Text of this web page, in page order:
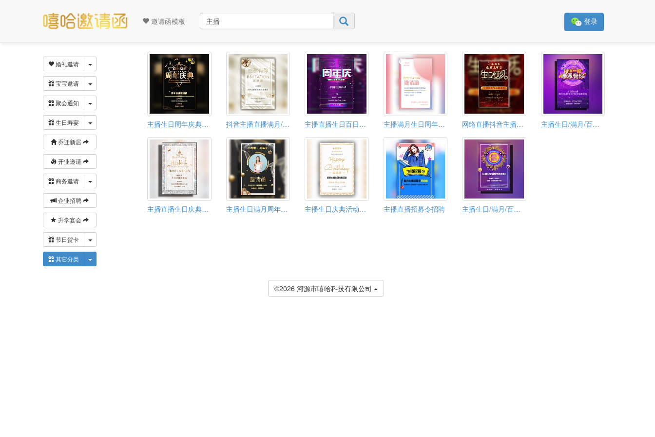
邀请函模板 登录
婚礼邀请 下拉菜单
宝宝邀请 下拉菜单
聚会通知 下拉菜单
生日寿宴 下拉菜单
乔迁新居
开业邀请
商务邀请 下拉菜单
企业招聘
升学宴会
节日贺卡 下拉菜单
其它分类 下拉菜单
主播生日周年庆典直播百日庆典邀请函请柬 抖音主播直播满月/百日/百天半年庆周年庆典邀请函 主播直播生日百日周年庆典邀请函 主播满月生日周年庆直播邀请函 网络直播抖音主播生日庆邀请函 主播生日/满月/百日/半年/周年庆典
主播直播生日庆典活动邀请函 主播生日满月周年庆邀请函视频 主播生日庆典活动邀请函主播直播邀请函 主播直播招募令招聘 主播生日/满月/百日/周年庆典直播预告邀请函
©2026 河源市嘻哈科技有限公司